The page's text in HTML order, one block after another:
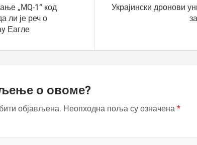
„МQ-1“ код
ли је реч о
Еагле
Украјински дронови
о овоме?
објављена. Неопходна поља су означена *